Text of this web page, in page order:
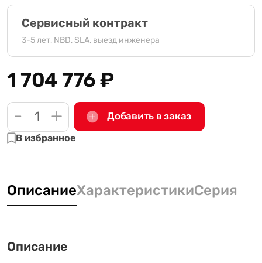
Сервисный контракт
3-5 лет, NBD, SLA, выезд инженера
1 704 776₽
- + Добавить в заказ
В избранное
ОписаниеХарактеристикиСерия
Описание